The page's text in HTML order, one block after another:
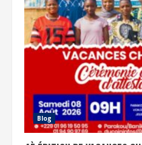
Blog